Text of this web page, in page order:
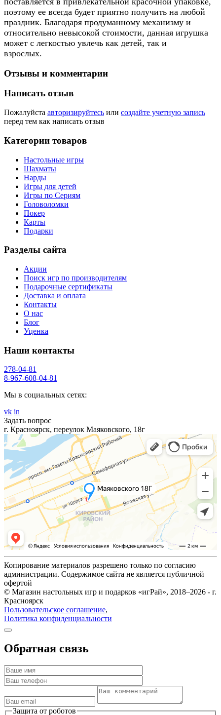
поэтому ее всегда будет приятно получить на любой
праздник. Благодаря продуманному механизму и
относительно невысокой стоимости, данная игрушка
может с легкостью увлечь как детей, так и
взрослых.
Отзывы и комментарии
Написать отзыв
Пожалуйста авторизируйтесь или создайте учетную запись
перед тем как написать отзыв
Категории товаров
Настольные игры
Шахматы
Нарды
Игры для детей
Игры по Сериям
Головоломки
Покер
Карты
Подарки
Разделы сайта
Акции
Поиск игр по производителям
Подарочные сертификаты
Доставка и оплата
Контакты
О нас
Блог
Уценка
Наши контакты
278-04-81
8-967-608-04-81
Мы в социальных сетях:
vk in
Задать вопрос
г. Красноярск, переулок Маяковского, 18г
Копирование материалов разрешено только по согласию
администрации. Содержимое сайта не является публичной
офертой
© Магазин настольных игр и подарков «игРай», 2018–2026 - г.
Красноярск
Пользовательское соглашение,
Политика конфиденциальности
Обратная связь
Защита от роботов